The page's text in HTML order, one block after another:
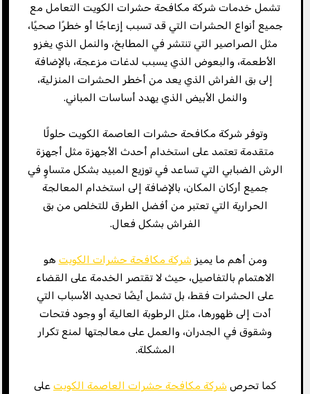
تشمل خدمات شركة مكافحة حشرات الكويت التعامل مع
جميع أنواع الحشرات التي قد تسبب إزعاجًا أو خطرًا صحيًا،
مثل الصراصير التي تنتشر في المطابخ، والنمل الذي يغزو
الأطعمة، والبعوض الذي يسبب لدغات مزعجة، بالإضافة
إلى بق الفراش الذي يعد من أخطر الحشرات المنزلية،
والنمل الأبيض الذي يهدد أساسات المباني.
وتوفر شركة مكافحة حشرات العاصمة الكويت حلولًا
متقدمة تعتمد على استخدام أحدث الأجهزة مثل أجهزة
الرش الضبابي التي تساعد في توزيع المبيد بشكل متساوٍ في
جميع أركان المكان، بالإضافة إلى استخدام المعالجة
الحرارية التي تعتبر من أفضل الطرق للتخلص من بق
الفراش بشكل فعال.
ومن أهم ما يميز شركة مكافحة حشرات الكويت هو
الاهتمام بالتفاصيل، حيث لا تقتصر الخدمة على القضاء
على الحشرات فقط، بل تشمل أيضًا تحديد الأسباب التي
أدت إلى ظهورها، مثل الرطوبة العالية أو وجود فتحات
وشقوق في الجدران، والعمل على معالجتها لمنع تكرار
المشكلة.
كما تحرص شركة مكافحة حشرات العاصمة الكويت على